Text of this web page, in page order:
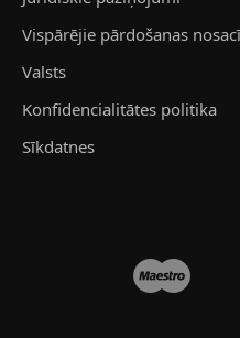
Vispārējie pārdošanas
Valsts
Konfidencialitātes politika
Sīkdatnes